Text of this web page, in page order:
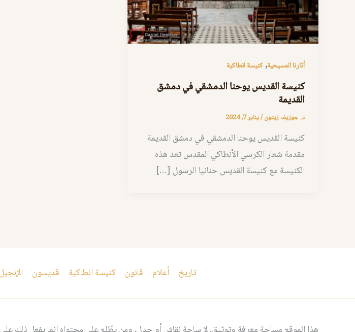
أثارنا المسيحية,كنيسة انطاكية
كنيسة القديس يوحنا الدمشقي في دمشق
القديمة
د. جوزيف زيتون/يناير 7, 2024
كنيسة القديس يوحنا الدمشقي في دمشق القديمة
مقدمة شعار الكرسي الأنطاكي المقدس تعد هذه
الكنيسة مع كنيسة القديس حنانيا الرسول […]
تاريخ أعلام قانون كنيسة انطاكية قديسون الإنجيل